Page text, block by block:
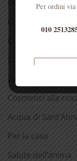
Liquori
Cura della pelle
Cura dei capelli
Cura della bocca
Detergenti
Cosmetici alla
Acqua di
Per la casa
Salute dell’anima
Per ordini
010